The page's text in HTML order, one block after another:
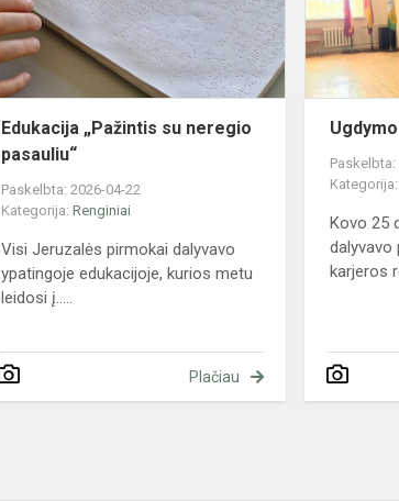
pasauliu“
Edukacija „Pažintis su neregio
pasauliu“
Paskelbta: 2026-04-22
Kategorija:Renginiai
Visi Jeruzalės pirmokai dalyvavo
ypatingoje edukacijoje, kurios metu
leidosi į.....
Plačiau
Kovo 25
dalyvavo
karjeros